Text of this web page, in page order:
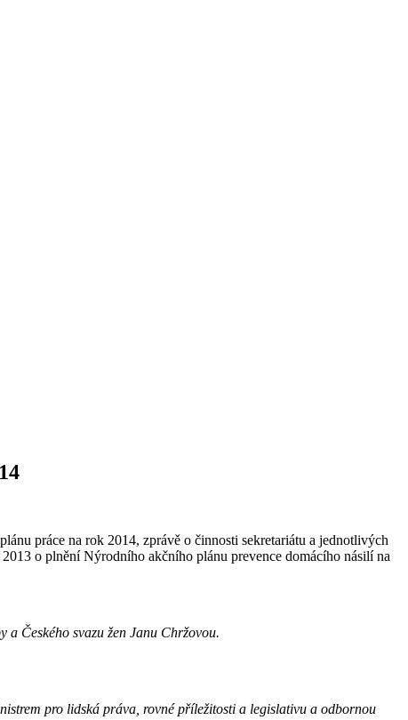
práce na rok 2014, zprávě o činnosti sekretariátu a jednotlivých
o plnění Nýrodního akčního plánu prevence domácího násilí na
Českého svazu žen Janu Chržovou.
pro lidská práva, rovné příležitosti a legislativu a odbornou